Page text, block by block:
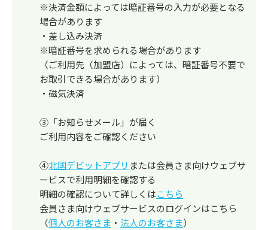
※決済金額によっては暗証番号の入力が必要となる
場合があります
・差し込み決済
※暗証番号を求められる場合があります
（ご利用先（加盟店）によっては、暗証番号不要で
お取引できる場合があります）
・磁気決済
③「お知らせメール」が届く
ご利用内容をご確認ください
④北國デビットアプリ または会員さま向けウェブサ
ービスで利用明細を確認する
明細の確認について詳しくはこちら
会員さま向けウェブサービスのログインはこちら
（個人のお客さま ・ 法人のお客さま）